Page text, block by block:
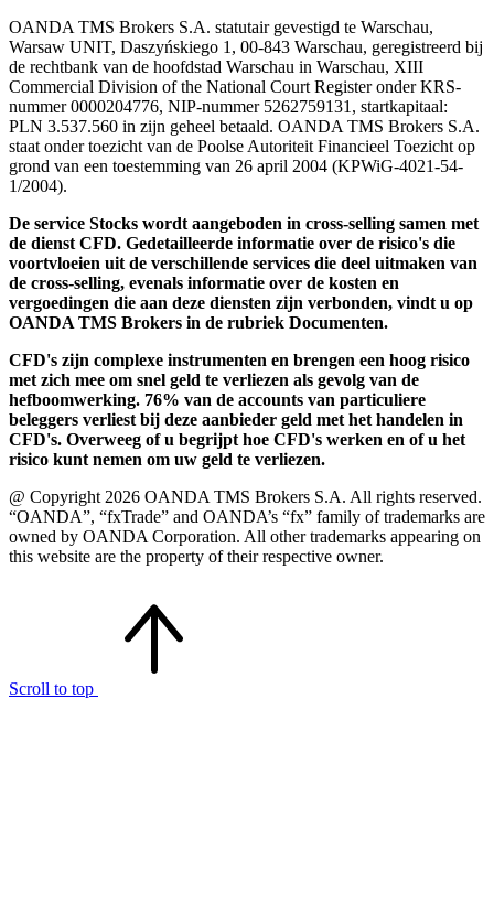
OANDA TMS Brokers S.A. statutair gevestigd te Warschau,
Warsaw UNIT, Daszyńskiego 1, 00-843 Warschau, geregistreerd bij
de rechtbank van de hoofdstad Warschau in Warschau, XIII
Commercial Division of the National Court Register onder KRS-
nummer 0000204776, NIP-nummer 5262759131, startkapitaal:
PLN 3.537.560 in zijn geheel betaald. OANDA TMS Brokers S.A.
staat onder toezicht van de Poolse Autoriteit Financieel Toezicht op
grond van een toestemming van 26 april 2004 (KPWiG-4021-54-
1/2004).
De service Stocks wordt aangeboden in cross-selling samen met
de dienst CFD. Gedetailleerde informatie over de risico's die
voortvloeien uit de verschillende services die deel uitmaken van
de cross-selling, evenals informatie over de kosten en
vergoedingen die aan deze diensten zijn verbonden, vindt u op
OANDA TMS Brokers in de rubriek Documenten.
CFD's zijn complexe instrumenten en brengen een hoog risico
met zich mee om snel geld te verliezen als gevolg van de
hefboomwerking. 76% van de accounts van particuliere
beleggers verliest bij deze aanbieder geld met het handelen in
CFD's. Overweeg of u begrijpt hoe CFD's werken en of u het
risico kunt nemen om uw geld te verliezen.
@ Copyright 2026 OANDA TMS Brokers S.A. All rights reserved.
“OANDA”, “fxTrade” and OANDA’s “fx” family of trademarks are
owned by OANDA Corporation. All other trademarks appearing on
this website are the property of their respective owner.
Scroll to top